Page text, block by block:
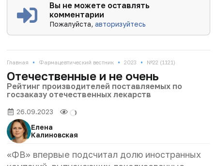
Вы не можете оставлять
комментарии
Пожалуйста,авторизуйтесь
Главная • Фармацевтический вестник • 2023 • №22 (1121)
Отечественные и не очень
Рейтинг производителей поставляемых по
госзаказу отечественных лекарств
26.09.2023
Елена
Калиновская
«ФВ» впервые подсчитал долю иностранных